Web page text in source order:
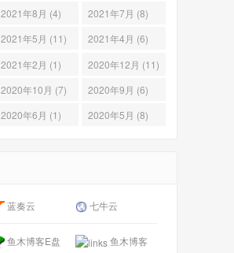
2021年8月 (4)
2021年7月 (8)
2021年5月 (11)
2021年4月 (6)
2021年2月 (1)
2020年12月 (11)
2020年10月 (7)
2020年9月 (6)
2020年6月 (1) 2020年5月 (8)
蓝奏云 七牛云
鱼木博客E盘 鱼木博客